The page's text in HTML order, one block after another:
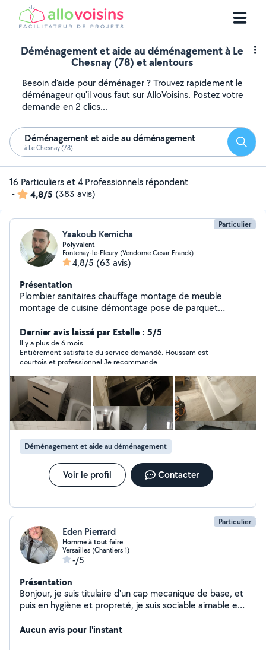
Déménagement et aide au déménagement à Le
Chesnay (78) et alentours
Besoin d'aide pour déménager ? Trouvez rapidement le
déménageur qu'il vous faut sur AlloVoisins. Postez votre
demande en 2 clics...
Déménagement et aide au déménagement
à Le Chesnay (78)
16 Particuliers et 4 Professionnels répondent
-
4,8/5 (383 avis)
Particulier
Yaakoub Kemicha
Polyvalent
Fontenay-le-Fleury (Vendome Cesar Franck)
4,8/5 (63 avis)
Présentation
Plombier sanitaires chauffage montage de meuble
montage de cuisine démontage pose de parquet
Dernier avis laissé par Estelle : 5/5
Il y a plus de 6 mois
Entièrement satisfaite du service demandé. Houssam est
courtois et professionnel.Je recommande
Déménagement et aide au déménagement
Voir le profil Contacter
Particulier
Eden Pierrard
Homme à tout faire
Versailles (Chantiers 1)
-/5
Présentation
Bonjour, je suis titulaire d'un cap mecanique de base, et
puis en hygiène et propreté, je suis sociable aimable et
vue de mes situations
Aucun avis pour l'instant